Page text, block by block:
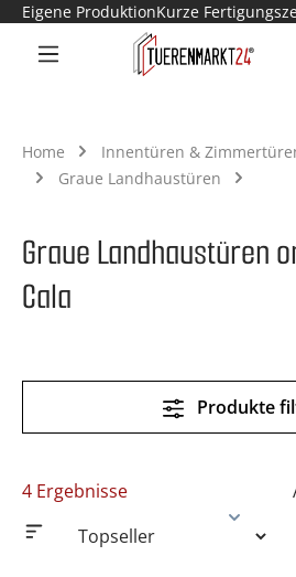
Zum Hauptinhalt springen
Eigene ProduktionKurze
Home Innentüren &
Graue Landhaustüren
Graue Landhaustüren
Cala
Produkte
4 Ergebnisse